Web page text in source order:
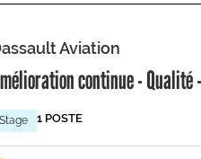
Aviation
continue - Qualité
Stage 1 POSTE